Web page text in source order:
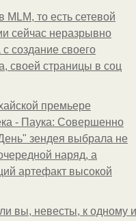
MLM, то есть сетевой
сейчас неразрывно
с создание своего
своей страницы в соц
премьере
- Паука: Совершенно
зендея выбрала не
наряд, а
артефакт высокой
вы, невесты, к одному